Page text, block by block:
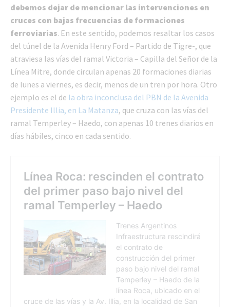
debemos dejar de mencionar las intervenciones en
cruces con bajas frecuencias de formaciones
ferroviarias. En este sentido, podemos resaltar los casos
del túnel de la Avenida Henry Ford – Partido de Tigre-, que
atraviesa las vías del ramal Victoria – Capilla del Señor de la
Línea Mitre, donde circulan apenas 20 formaciones diarias
de lunes a viernes, es decir, menos de un tren por hora. Otro
ejemplo es el de la obra inconclusa del PBN de la Avenida
Presidente Illia, en La Matanza, que cruza con las vías del
ramal Temperley – Haedo, con apenas 10 trenes diarios en
días hábiles, cinco en cada sentido.